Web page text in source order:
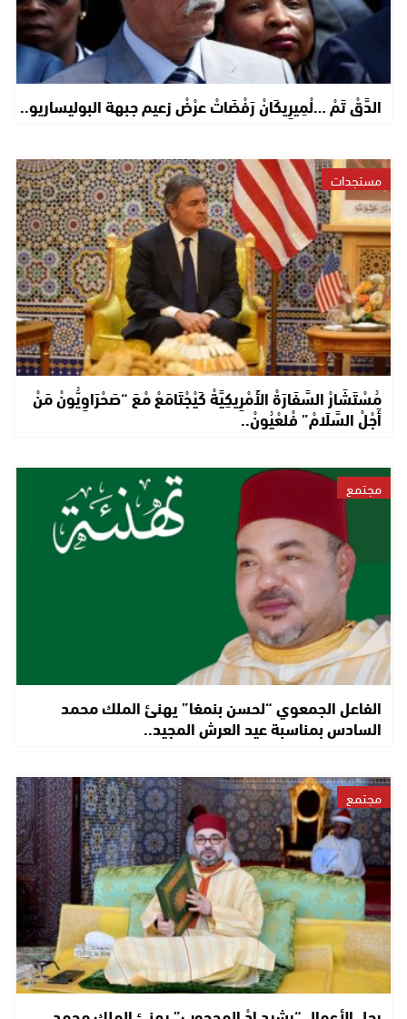
الدَّقْ تَمْ …لْمِيرِيكَانْ رَفْضَاتْ عرْضْ زعيم جبهة البوليساريو..
مستجدات
مُسْتَشَارْ السَّفَارَةْ الأَمْرِيكِيَّةْ كَيْجْتَامَعْ مْعَ “صَحْرَاوِيُّونْ مَنْ
أَجْلْ السَّلَامْ” فْلعْيُونْ..
مجتمع
الفاعل الجمعوي “لحسن بنمغا” يهنئ الملك محمد
السادس بمناسبة عيد العرش المجيد..
مجتمع